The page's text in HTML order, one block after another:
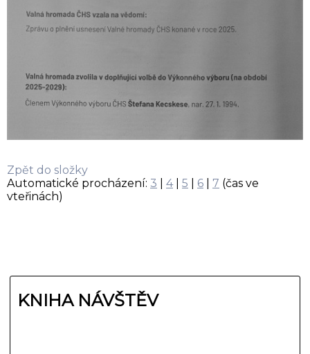
Zpět do složky
Automatické procházení: 3 4| 5 6 7 (čas ve
vteřinách)
KNIHA NÁVŠTĚV